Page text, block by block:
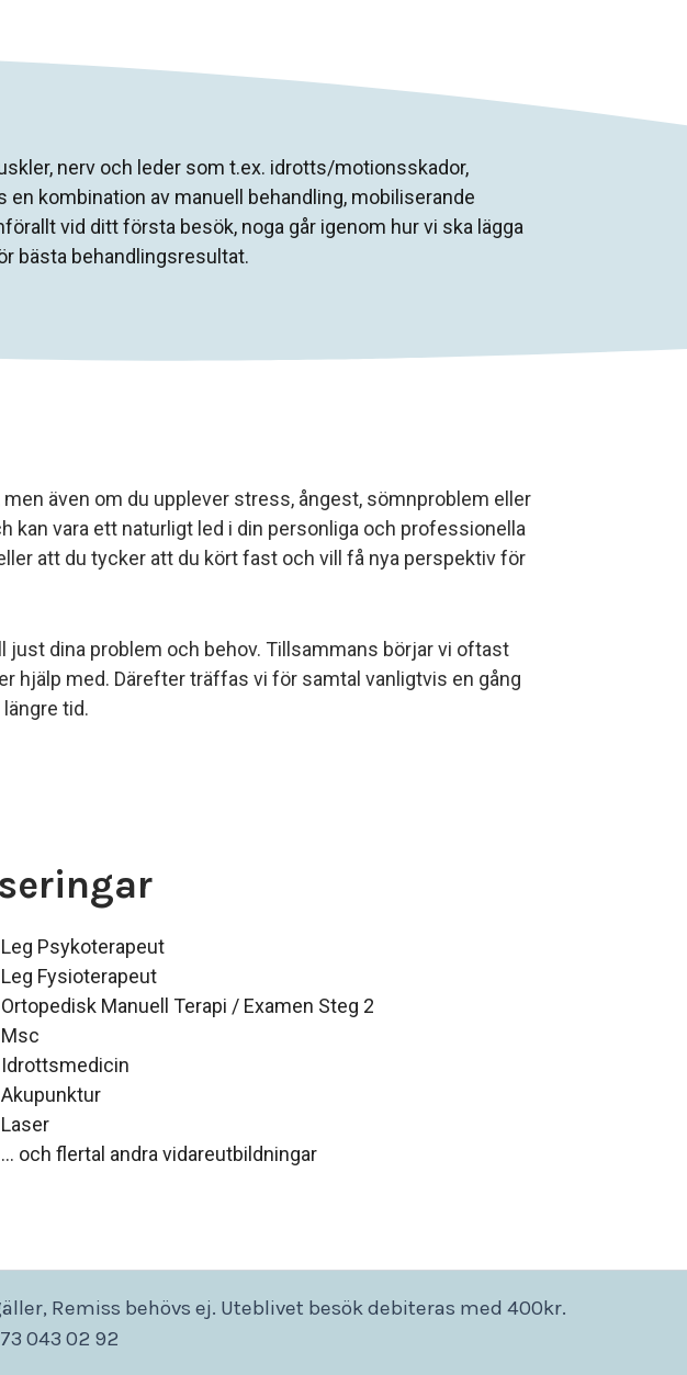
nerv och leder som t.ex. idrotts/motionsskador,
kombination av manuell behandling, mobiliserande
vid ditt första besök, noga går igenom hur vi ska lägga
bästa behandlingsresultat.
även om du upplever stress, ångest, sömnproblem eller
kan vara ett naturligt led i din personliga och professionella
att du tycker att du kört fast och vill få nya perspektiv för
dina problem och behov. Tillsammans börjar vi oftast
hjälp med. Därefter träffas vi för samtal vanligtvis en gång
tid.
Leg Psykoterapeut
Leg Fysioterapeut
Ortopedisk Manuell Terapi / Examen Steg 2
Msc
Idrottsmedicin
Akupunktur
Laser
… och flertal andra vidareutbildningar
Remiss behövs ej. Uteblivet besök debiteras med 400kr.
043 02 92